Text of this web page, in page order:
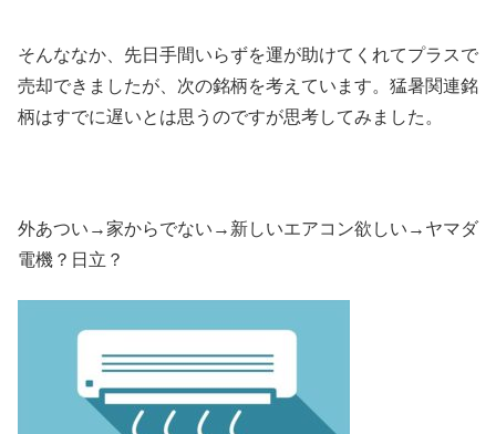
そんななか、先日手間いらずを運が助けてくれてプラスで
売却できましたが、次の銘柄を考えています。猛暑関連銘
柄はすでに遅いとは思うのですが思考してみました。
外あつい→家からでない→新しいエアコン欲しい→ヤマダ
電機？日立？